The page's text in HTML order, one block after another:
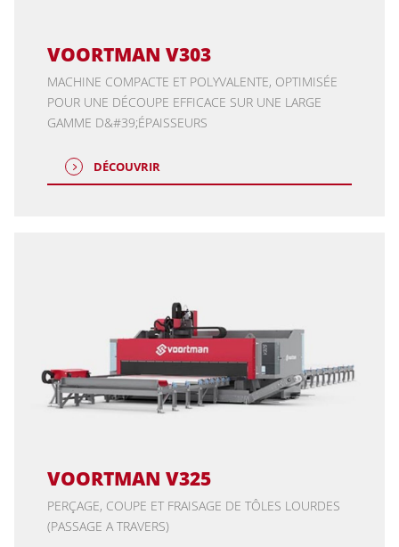
VOORTMAN V303
MACHINE COMPACTE ET POLYVALENTE, OPTIMISÉE
POUR UNE DÉCOUPE EFFICACE SUR UNE LARGE
GAMME D&#39;ÉPAISSEURS
DÉCOUVRIR
VOORTMAN V325
PERÇAGE, COUPE ET FRAISAGE DE TÔLES LOURDES
(PASSAGE A TRAVERS)